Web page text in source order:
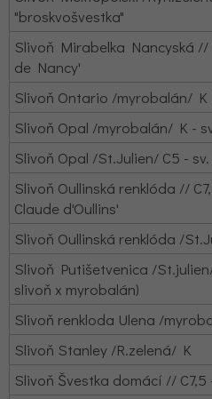
"broskvošvestka"
Slivoň Mirabelka Nancyská //
de Nancy'
Slivoň Ontario /myrobalán/ K
Slivoň Opal /myrobalán/ K -
Slivoň Opal /St.Julien/ C5 -
Slivoň Oullinská renklóda //
Claude d'Oullins'
Slivoň Oullinská renklóda /
Slivoň Putišetvenica /
slivoň x myrobalán)
Slivoň renkloda Ulena /
Slivoň Stanley /R.zelená/ K
Slivoň Švestka domácí //